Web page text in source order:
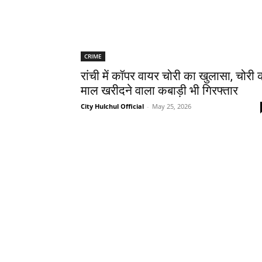
CRIME
रांची में कॉपर वायर चोरी का खुलासा, चोरी
माल खरीदने वाला कबाड़ी भी गिरफ्तार
City Hulchul Official - May 25, 2026